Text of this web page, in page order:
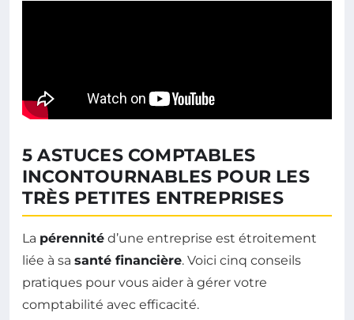
5 ASTUCES COMPTABLES
INCONTOURNABLES POUR LES
TRÈS PETITES ENTREPRISES
La pérennité d’une entreprise est étroitement
liée à sa santé financière. Voici cinq conseils
pratiques pour vous aider à gérer votre
comptabilité avec efficacité.